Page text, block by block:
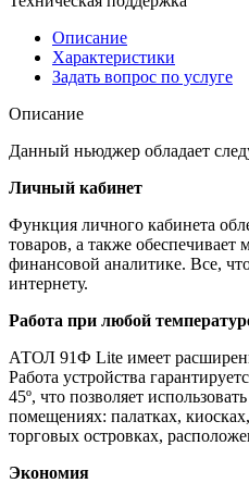
Описание
Характеристики
Задать вопрос по услуге
Описание
Данный ньюджер обладает
Личный кабинет
Функция личного кабинета
товаров, а также
финансовой аналитике. Все,
интернету.
Работа при любой
АТОЛ 91Ф Lite имеет
Работа устройства
45º, что позволяет
помещениях: палатках,
торговых островках,
Экономия